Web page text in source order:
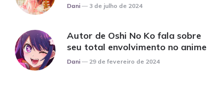
Posted
Dani 3 de julho de 2024
Autor de Oshi No Ko fala sobre
seu total envolvimento no anime
Posted
Dani 29 de fevereiro de 2024